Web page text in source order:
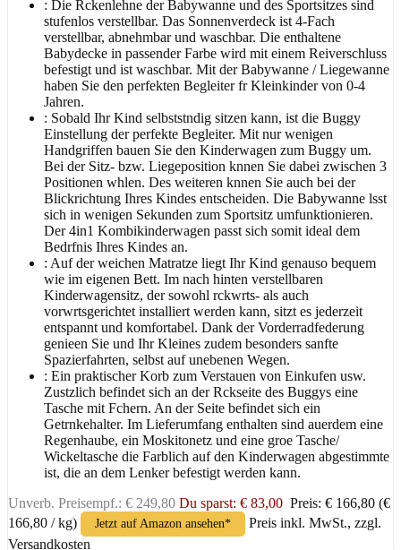
: Die Rckenlehne der Babywanne und des Sportsitzes sind
stufenlos verstellbar. Das Sonnenverdeck ist 4-Fach
verstellbar, abnehmbar und waschbar. Die enthaltene
Babydecke in passender Farbe wird mit einem Reiverschluss
befestigt und ist waschbar. Mit der Babywanne / Liegewanne
haben Sie den perfekten Begleiter fr Kleinkinder von 0-4
Jahren.
: Sobald Ihr Kind selbststndig sitzen kann, ist die Buggy
Einstellung der perfekte Begleiter. Mit nur wenigen
Handgriffen bauen Sie den Kinderwagen zum Buggy um.
Bei der Sitz- bzw. Liegeposition knnen Sie dabei zwischen 3
Positionen whlen. Des weiteren knnen Sie auch bei der
Blickrichtung Ihres Kindes entscheiden. Die Babywanne lsst
sich in wenigen Sekunden zum Sportsitz umfunktionieren.
Der 4in1 Kombikinderwagen passt sich somit ideal dem
Bedrfnis Ihres Kindes an.
: Auf der weichen Matratze liegt Ihr Kind genauso bequem
wie im eigenen Bett. Im nach hinten verstellbaren
Kinderwagensitz, der sowohl rckwrts- als auch
vorwrtsgerichtet installiert werden kann, sitzt es jederzeit
entspannt und komfortabel. Dank der Vorderradfederung
genieen Sie und Ihr Kleines zudem besonders sanfte
Spazierfahrten, selbst auf unebenen Wegen.
: Ein praktischer Korb zum Verstauen von Einkufen usw.
Zustzlich befindet sich an der Rckseite des Buggys eine
Tasche mit Fchern. An der Seite befindet sich ein
Getrnkehalter. Im Lieferumfang enthalten sind auerdem eine
Regenhaube, ein Moskitonetz und eine groe Tasche/
Wickeltasche die Farblich auf den Kinderwagen abgestimmte
ist, die an dem Lenker befestigt werden kann.
Unverb. Preisempf.: € 249,80 Du sparst: € 83,00 Preis: € 166,80 (€
166,80 / kg)
Jetzt auf Amazon ansehen*
Preis inkl. MwSt., zzgl.
Versandkosten